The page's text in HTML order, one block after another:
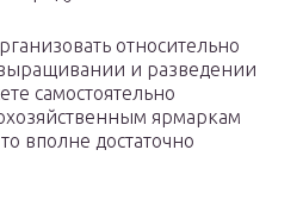
относительно
и разведении
самостоятельно
ярмаркам
вполне достаточно